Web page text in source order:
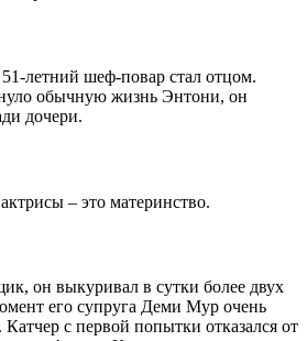
летний шеф-повар стал отцом.
обычную жизнь Энтони, он
дочери.
– это материнство.
он выкуривал в сутки более двух
его супруга Деми Мур очень
Катчер с первой попытки отказался от